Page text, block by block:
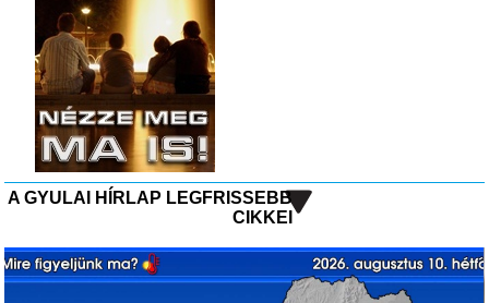
A GYULAI HÍRLAP LEGFRISSEBB
CIKKEI